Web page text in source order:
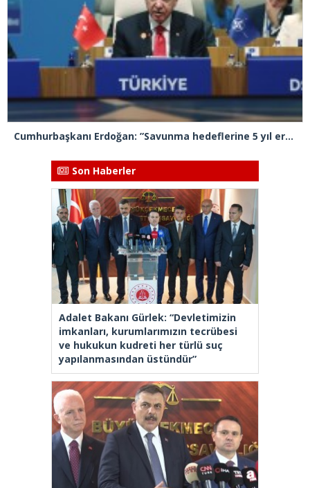
Cumhurbaşkanı Erdoğan: ”Savunma hedeflerine 5 yıl erken ulaşacağız”
Son Haberler
Adalet Bakanı Gürlek: “Devletimizin
imkanları, kurumlarımızın tecrübesi
ve hukukun kudreti her türlü suç
yapılanmasından üstündür”